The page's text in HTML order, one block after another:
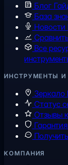
Блог
База
Новости
Все
ИНСТРУМЕНТЫ И
Зеркало
Статус
Отзывы
КОМПАНИЯ